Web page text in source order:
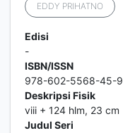
EDDY PRIHATNO
Edisi
-
ISBN/ISSN
978-602-5568-45-9
Deskripsi Fisik
viii + 124 hlm, 23 cm
Judul Seri